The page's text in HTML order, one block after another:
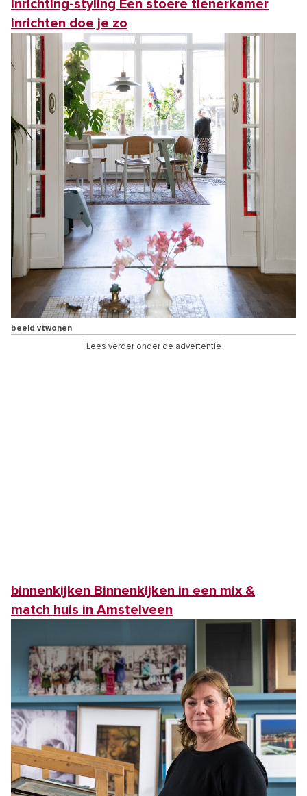
Inrichting-styling Een stoere tienerkamer
inrichten doe je zo
beeld vtwonen
Lees verder onder de advertentie
binnenkijken Binnenkijken in een mix &
match huis in Amstelveen